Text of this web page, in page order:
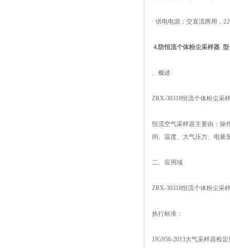
· 供电电源：交直流两用，
4.防恒流个体粉尘采样器
、概述
ZRX-30318恒流个体粉尘采
恒流空气采样器主要由：操
间、温度、大气压力、电量
二、应用域
ZRX-30318恒流个体粉尘采
执行标准：
JJG956-2013大气采样器检